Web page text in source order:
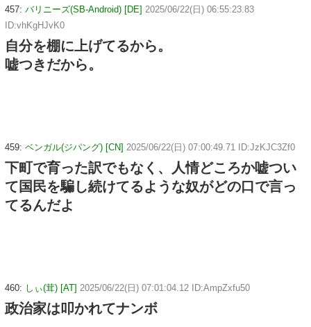
457: バリニーズ(SB-Android) [DE] 2025/06/22(日) 06:55:23.83
ID:vhKgHJvK0
自分を棚に上げてるから。
嘘つきだから。
459: ベンガル(ジパング) [CN] 2025/06/22(日) 07:00:49.71 ID:JzKJC3Zf0
下町で育った訳でもなく、人情どころか嘘つい
て国民を騙し続けてるような奴がどの口で言っ
てるんだよ
460: しぃ(茸) [AT] 2025/06/22(日) 07:01:04.12 ID:AmpZxfu50
政治家は叩かれてナンボ